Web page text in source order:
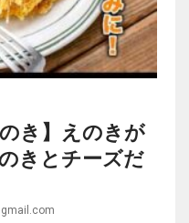
き】えのきが
きとチーズだ